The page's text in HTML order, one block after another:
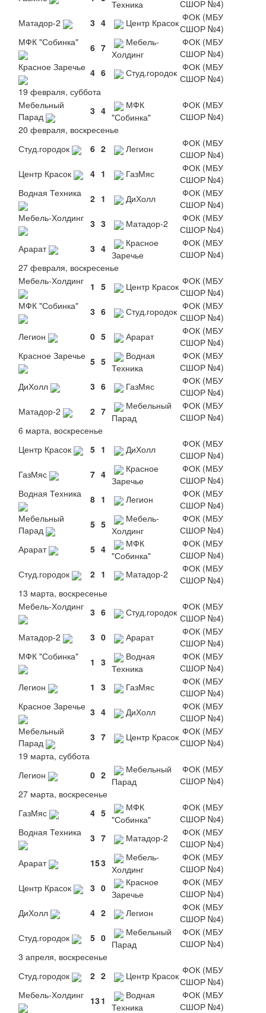
Техника
СШОР №4)
Матадор-2
3 4 Центр Красок ФОК (МБУ
СШОР №4)
МФК "Собинка"
6 7
Мебель-
Холдинг
ФОК (МБУ
СШОР №4)
Красное Заречье 4 6 Студ.городок ФОК (МБУ
СШОР №4)
19 февраля, суббота
Мебельный
Парад
3 4
МФК
"Собинка"
ФОК (МБУ
СШОР №4)
20 февраля, воскресенье
Студ.городок
6 2 Легион
ФОК (МБУ
СШОР №4)
Центр Красок
4 1 ГазМяс
ФОК (МБУ
СШОР №4)
Водная Техника
2 1 ДиХолл
ФОК (МБУ
СШОР №4)
Мебель-Холдинг 3 3 Матадор-2
ФОК (МБУ
СШОР №4)
Арарат
3 4
Красное
Заречье
ФОК (МБУ
СШОР №4)
27 февраля, воскресенье
Мебель-Холдинг 1 5 Центр Красок ФОК (МБУ
СШОР №4)
МФК "Собинка"
3 6 Студ.городок ФОК (МБУ
СШОР №4)
Легион
0 5 Арарат
ФОК (МБУ
СШОР №4)
Красное Заречье 5 5
Водная
Техника
ФОК (МБУ
СШОР №4)
ДиХолл
3 6 ГазМяс
ФОК (МБУ
СШОР №4)
Матадор-2
2 7
Мебельный
Парад
ФОК (МБУ
СШОР №4)
6 марта, воскресенье
Центр Красок
5 1 ДиХолл
ФОК (МБУ
СШОР №4)
ГазМяс
7 4
Красное
Заречье
ФОК (МБУ
СШОР №4)
Водная Техника
8 1 Легион
ФОК (МБУ
СШОР №4)
Мебельный
Парад
5 5
Мебель-
Холдинг
ФОК (МБУ
СШОР №4)
Арарат
5 4
МФК
"Собинка"
ФОК (МБУ
СШОР №4)
Студ.городок
2 1 Матадор-2
ФОК (МБУ
СШОР №4)
13 марта, воскресенье
Мебель-Холдинг 3 6 Студ.городок ФОК (МБУ
СШОР №4)
Матадор-2
3 0 Арарат
ФОК (МБУ
СШОР №4)
МФК "Собинка"
1 3
Водная
Техника
ФОК (МБУ
СШОР №4)
Легион
1 3 ГазМяс
ФОК (МБУ
СШОР №4)
Красное Заречье 3 4 ДиХолл
ФОК (МБУ
СШОР №4)
Мебельный
Парад
3 7 Центр Красок ФОК (МБУ
СШОР №4)
19 марта, суббота
Легион
0 2
Мебельный
Парад
ФОК (МБУ
СШОР №4)
27 марта, воскресенье
ГазМяс
4 5
МФК
"Собинка"
ФОК (МБУ
СШОР №4)
Водная Техника
3 7 Матадор-2
ФОК (МБУ
СШОР №4)
Арарат
153
Мебель-
Холдинг
ФОК (МБУ
СШОР №4)
Центр Красок
3 0
Красное
Заречье
ФОК (МБУ
СШОР №4)
ДиХолл
4 2 Легион
ФОК (МБУ
СШОР №4)
Студ.городок
5 0
Мебельный
Парад
ФОК (МБУ
СШОР №4)
3 апреля, воскресенье
Студ.городок
2 2 Центр Красок ФОК (МБУ
СШОР №4)
Мебель-Холдинг 131
Водная
Техника
ФОК (МБУ
СШОР №4)